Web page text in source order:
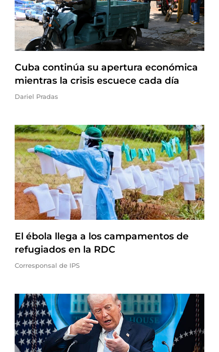
Cuba continúa su apertura económica
mientras la crisis escuece cada día
Dariel Pradas
El ébola llega a los campamentos de
refugiados en la RDC
Corresponsal de IPS